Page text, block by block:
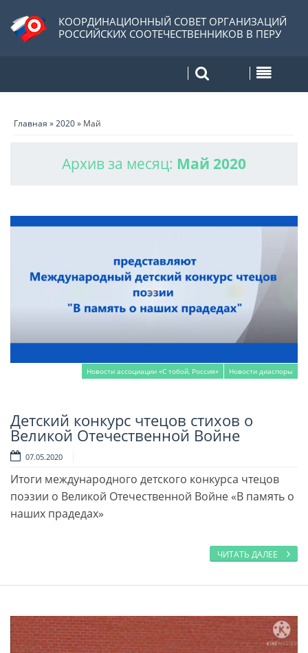
КООРДИНАЦИОННЫЙ СОВЕТ ОРГАНИЗАЦИЙ
РОССИЙСКИХ СООТЕЧЕСТВЕННИКОВ В ПЕРУ
Главная »2020» Май
Архив за месяц: Май 2020
Новости ассоциации «С тобой, Россия» Новости диаспоры
Читать далее
Детский конкурс чтецов стихов о
Великой Отечественной Войне
07.05.2020
Итоги международного детского конкурса чтецов
поэзии о Великой Отечественной Войне «В память о
наших прадедах»
ЧИТАТЬ ДАЛЕЕ